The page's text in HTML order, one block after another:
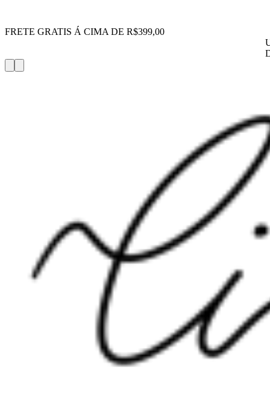
FRETE GRATIS Á CIMA DE R$399,00